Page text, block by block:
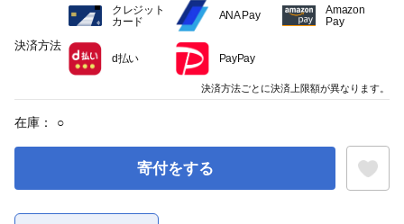
在庫： ○
寄付をする
決済方法
クレジット
カード
ANA Pay
Amazon
Pay
d払い PayPay
決済方法ごとに決済上限額が異なります。